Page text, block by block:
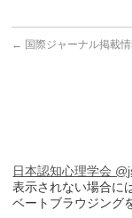
← 国際ジャーナル掲載
日本認知心理学会
表示されない場合に
ベートブラウジング